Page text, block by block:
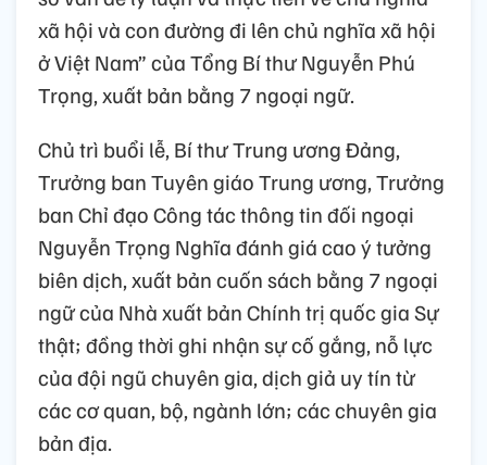
xã hội và con đường đi lên chủ nghĩa xã hội
ở Việt Nam” của Tổng Bí thư Nguyễn Phú
Trọng, xuất bản bằng 7 ngoại ngữ.
Chủ trì buổi lễ, Bí thư Trung ương Đảng,
Trưởng ban Tuyên giáo Trung ương, Trưởng
ban Chỉ đạo Công tác thông tin đối ngoại
Nguyễn Trọng Nghĩa đánh giá cao ý tưởng
biên dịch, xuất bản cuốn sách bằng 7 ngoại
ngữ của Nhà xuất bản Chính trị quốc gia Sự
thật; đồng thời ghi nhận sự cố gắng, nỗ lực
của đội ngũ chuyên gia, dịch giả uy tín từ
các cơ quan, bộ, ngành lớn; các chuyên gia
bản địa.